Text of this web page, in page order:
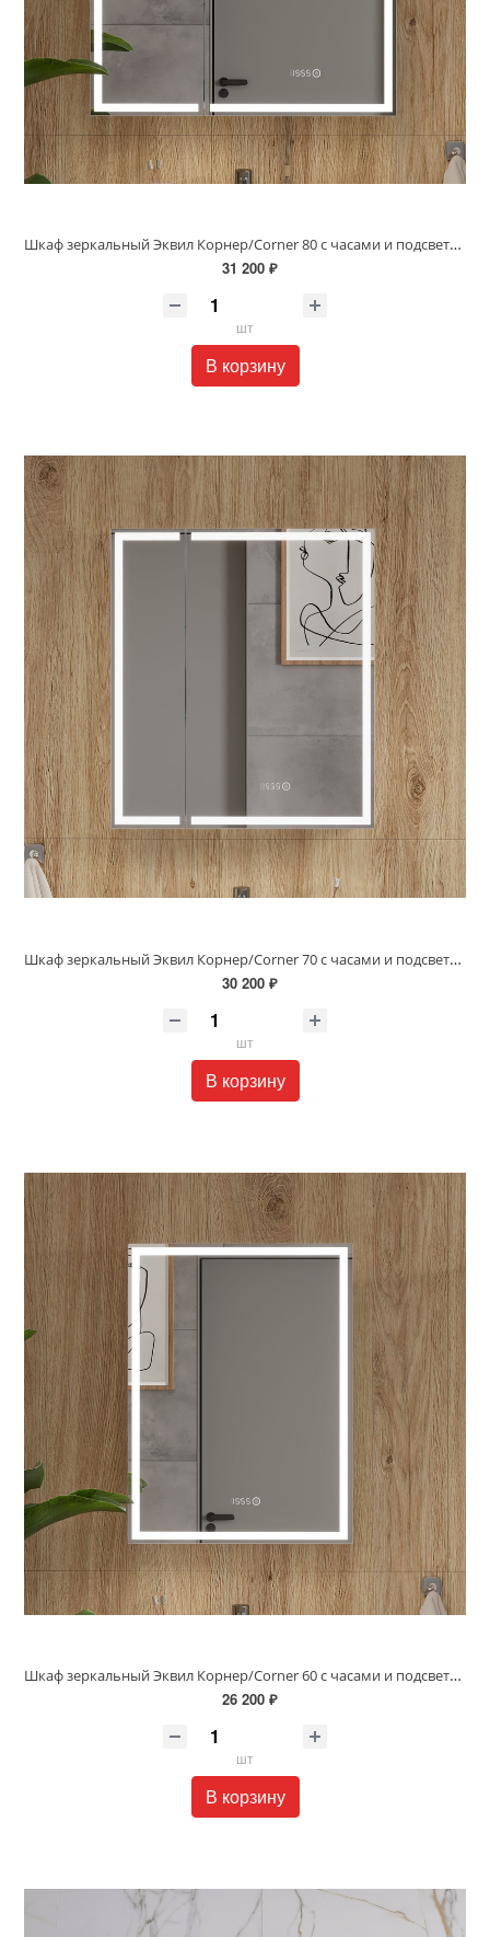
Шкаф зеркальный Эквил Корнер/Corner 80 с часами и подсветкой белый szCORNER80
31 200 ₽
шт
В корзину
Шкаф зеркальный Эквил Корнер/Corner 70 с часами и подсветкой белый szCORNER70
30 200 ₽
шт
В корзину
Шкаф зеркальный Эквил Корнер/Corner 60 с часами и подсветкой правый белый szCORNER60.R
26 200 ₽
шт
В корзину